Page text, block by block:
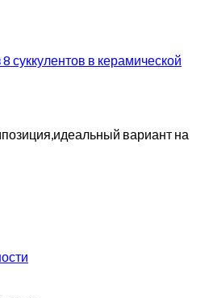
суккулентов в керамической
вариант на